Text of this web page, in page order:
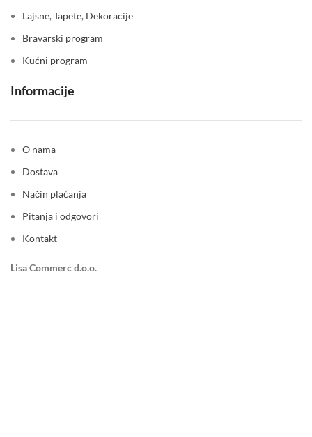
Lajsne, Tapete, Dekoracije
Bravarski program
Kućni program
Informacije
O nama
Dostava
Način plaćanja
Pitanja i odgovori
Kontakt
Lisa Commerc d.o.o.